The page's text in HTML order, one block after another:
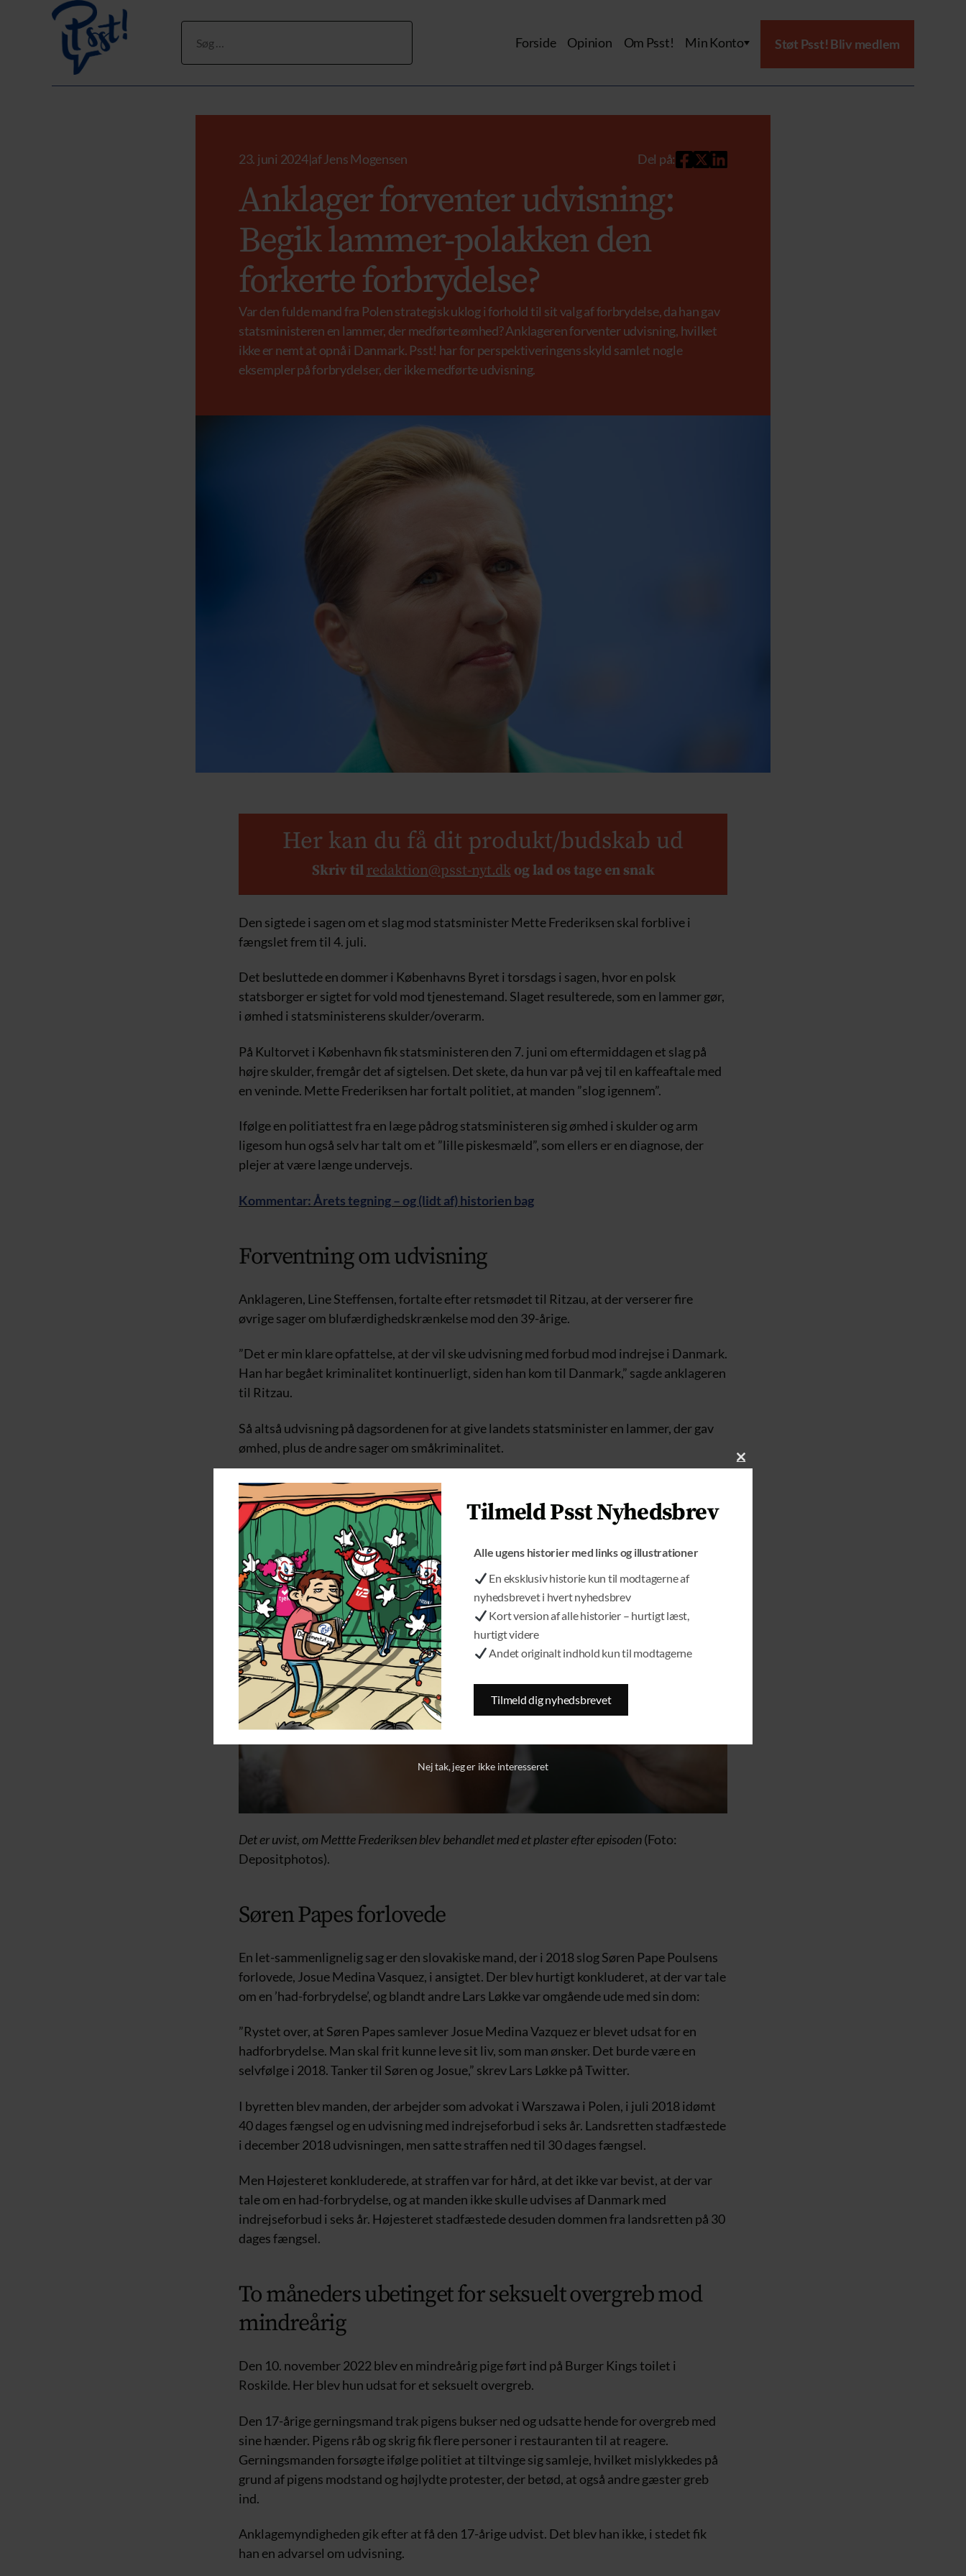
Søg
efter:
Forside Opinion Om Psst! Min Konto Støt Psst! Bliv medlem
23. juni 2024|af Jens Mogensen Del på:
Anklager forventer udvisning:
Begik lammer-polakken den
forkerte forbrydelse?
Var den fulde mand fra Polen strategisk uklog i forhold til sit valg af forbrydelse, da han gav
statsministeren en lammer, der medførte ømhed? Anklageren forventer udvisning, hvilket
ikke er nemt at opnå i Danmark. Psst! har for perspektiveringens skyld samlet nogle
eksempler på forbrydelser, der ikke medførte udvisning.
Her kan du få dit produkt/budskab ud
Skriv til redaktion@psst-nyt.dkog lad os tage en snak
Den sigtede i sagen om et slag mod statsminister Mette Frederiksen skal forblive i
fængslet frem til 4. juli.
Det besluttede en dommer i Københavns Byret i torsdags i sagen, hvor en polsk
statsborger er sigtet for vold mod tjenestemand. Slaget resulterede, som en lammer gør,
i ømhed i statsministerens skulder/overarm.
På Kultorvet i København fik statsministeren den 7. juni om eftermiddagen et slag på
højre skulder, fremgår det af sigtelsen. Det skete, da hun var på vej til en kaffeaftale med
en veninde. Mette Frederiksen har fortalt politiet, at manden ”slog igennem”.
Ifølge en politiattest fra en læge pådrog statsministeren sig ømhed i skulder og arm
ligesom hun også selv har talt om et ”lille piskesmæld”, som ellers er en diagnose, der
plejer at være længe undervejs.
Kommentar: Årets tegning – og (lidt af) historien bag
Forventning om udvisning
Anklageren, Line Steffensen, fortalte efter retsmødet til Ritzau, at der verserer fire
øvrige sager om blufærdighedskrænkelse mod den 39-årige.
”Det er min klare opfattelse, at der vil ske udvisning med forbud mod indrejse i Danmark.
Han har begået kriminalitet kontinuerligt, siden han kom til Danmark,” sagde anklageren
til Ritzau.
Så altså udvisning på dagsordenen for at give landets statsminister en lammer, der gav
ømhed, plus de andre sager om småkriminalitet.
For perspektiveringens skyld kigger vi nu på andre sager, der ikke gav udvisning.
Det er uvist, om Mettte Frederiksen blev behandlet med et plaster efter episoden(Foto:
Depositphotos).
Søren Papes forlovede
En let-sammenlignelig sag er den slovakiske mand, der i 2018 slog Søren Pape Poulsens
forlovede, Josue Medina Vasquez, i ansigtet. Der blev hurtigt konkluderet, at der var tale
om en ’had-forbrydelse’, og blandt andre Lars Løkke var omgående ude med sin dom:
”Rystet over, at Søren Papes samlever Josue Medina Vazquez er blevet udsat for en
hadforbrydelse. Man skal frit kunne leve sit liv, som man ønsker. Det burde være en
selvfølge i 2018. Tanker til Søren og Josue,” skrev Lars Løkke på Twitter.
I byretten blev manden, der arbejder som advokat i Warszawa i Polen, i juli 2018 idømt
40 dages fængsel og en udvisning med indrejseforbud i seks år. Landsretten stadfæstede
i december 2018 udvisningen, men satte straffen ned til 30 dages fængsel.
Men Højesteret konkluderede, at straffen var for hård, at det ikke var bevist, at der var
tale om en had-forbrydelse, og at manden ikke skulle udvises af Danmark med
indrejseforbud i seks år. Højesteret stadfæstede desuden dommen fra landsretten på 30
dages fængsel.
To måneders ubetinget for seksuelt overgreb mod
mindreårig
Den 10. november 2022 blev en mindreårig pige ført ind på Burger Kings toilet i
Roskilde. Her blev hun udsat for et seksuelt overgreb.
Den 17-årige gerningsmand trak pigens bukser ned og udsatte hende for overgreb med
sine hænder. Pigens råb og skrig fik flere personer i restauranten til at reagere.
Gerningsmanden forsøgte ifølge politiet at tiltvinge sig samleje, hvilket mislykkedes på
grund af pigens modstand og højlydte protester, der betød, at også andre gæster greb
ind.
Anklagemyndigheden gik efter at få den 17-årige udvist. Det blev han ikke, i stedet fik
han en advarsel om udvisning.
C
Tilmeld Psst Nyhedsbrev
Alle ugens historier med links og illustrationer
En eksklusiv historie kun til modtagerne af
nyhedsbrevet i hvert nyhedsbrev
Kort version af alle historier – hurtigt læst,
hurtigt videre
Andet originalt indhold kun til modtagerne
Tilmeld dig nyhedsbrevet
Nej tak, jeg er ikke interesseret